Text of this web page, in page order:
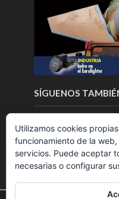
SÍGUENOS
Utilizamos cookies
funcionamiento de la
servicios. Puede aceptar
necesarias o configurar